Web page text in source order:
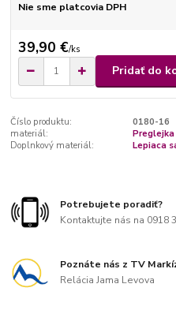
Nie sme platcovia DPH
39,90 €/ks
Pridať do
Číslo produktu:
0180-16
materiál:
Doplnkový materiál:
Lepiaca
Potrebujete poradiť?
Kontaktujte nás na 0918
Poznáte nás z TV
Relácia Jama Levova